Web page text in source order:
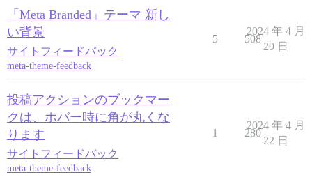
「Meta Branded」テーマ 新し
い背景
サイトフィードバック
meta-theme-feedback
5 508
2024 年 4 月
29 日
投稿アクションのブックマー
クは、ホバー時に角が丸くな
ります
サイトフィードバック
meta-theme-feedback
1 280
2024 年 4 月
22 日